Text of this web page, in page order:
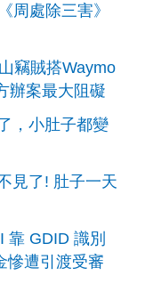
周處除三害》
竊賊搭Waymo
辦案最大阻礙
，小肚子都變
見了! 肚子一天
靠 GDID 識別
慘遭引渡受審